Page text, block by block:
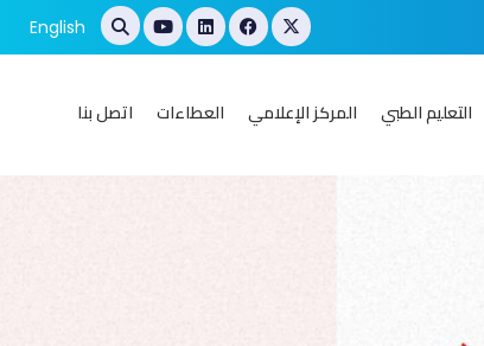
English
التعليم الطبي المركز الإعلامي العطاءات اتصل بنا